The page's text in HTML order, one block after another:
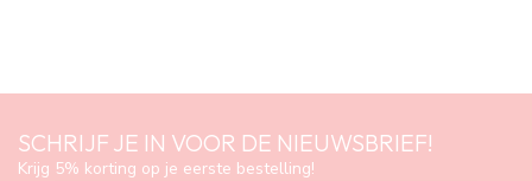
SCHRIJF JE IN VOOR DE NIEUWSBRIEF!
Krijg 5% korting op je eerste bestelling!